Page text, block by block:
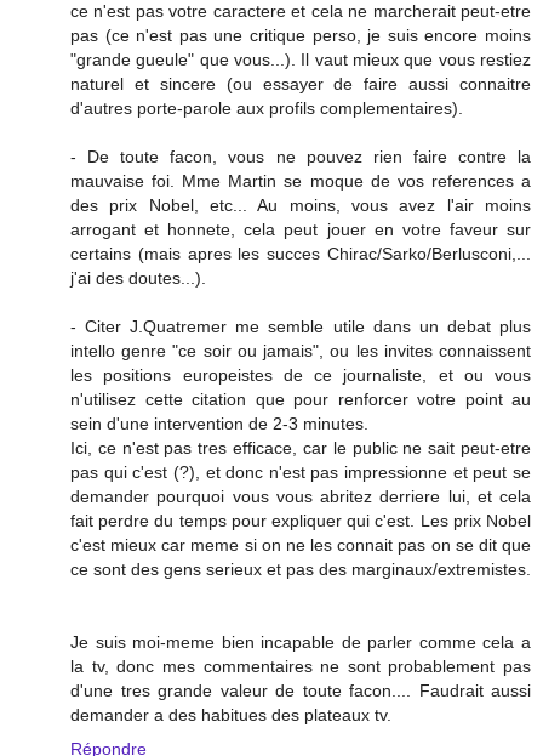
ce n'est pas votre caractere et cela ne marcherait peut-etre
pas (ce n'est pas une critique perso, je suis encore moins
"grande gueule" que vous...). Il vaut mieux que vous restiez
naturel et sincere (ou essayer de faire aussi connaitre
d'autres porte-parole aux profils complementaires).
- De toute facon, vous ne pouvez rien faire contre la
mauvaise foi. Mme Martin se moque de vos references a
des prix Nobel, etc... Au moins, vous avez l'air moins
arrogant et honnete, cela peut jouer en votre faveur sur
certains (mais apres les succes Chirac/Sarko/Berlusconi,...
j'ai des doutes...).
- Citer J.Quatremer me semble utile dans un debat plus
intello genre "ce soir ou jamais", ou les invites connaissent
les positions europeistes de ce journaliste, et ou vous
n'utilisez cette citation que pour renforcer votre point au
sein d'une intervention de 2-3 minutes.
Ici, ce n'est pas tres efficace, car le public ne sait peut-etre
pas qui c'est (?), et donc n'est pas impressionne et peut se
demander pourquoi vous vous abritez derriere lui, et cela
fait perdre du temps pour expliquer qui c'est. Les prix Nobel
c'est mieux car meme si on ne les connait pas on se dit que
ce sont des gens serieux et pas des marginaux/extremistes.
Je suis moi-meme bien incapable de parler comme cela a
la tv, donc mes commentaires ne sont probablement pas
d'une tres grande valeur de toute facon.... Faudrait aussi
demander a des habitues des plateaux tv.
Répondre